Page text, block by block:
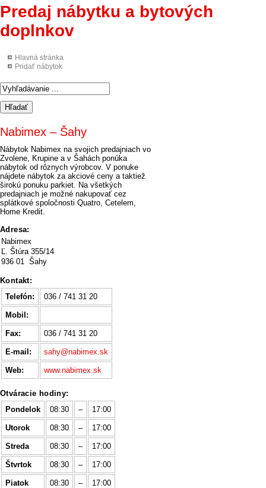
Predaj nábytku a bytových
doplnkov
Hlavná stránka
Pridať nábytok
Nabimex – Šahy
Nábytok Nabimex na svojich predajniach vo
Zvolene, Krupine a v Šahách ponúka
nábytok od rôznych výrobcov. V ponuke
nájdete nábytok za akciové ceny a taktiež
širokú ponuku parkiet. Na všetkých
predajniach je možné nakupovať cez
splátkové spoločnosti Quatro, Cetelem,
Home Kredit.
Adresa:
Nabimex
Ľ. Štúra 355/14
936 01 Šahy
Kontakt:
Telefón:
036 / 741 31 20
Mobil:
Fax: 036 / 741 31 20
E-mail: sahy@nabimex.sk
Web: www.nabimex.sk
Otváracie hodiny:
Pondelok
08:30 – 17:00
Utorok 08:30 – 17:00
Streda 08:30 – 17:00
Štvrtok 08:30 – 17:00
Piatok 08:30 – 17:00